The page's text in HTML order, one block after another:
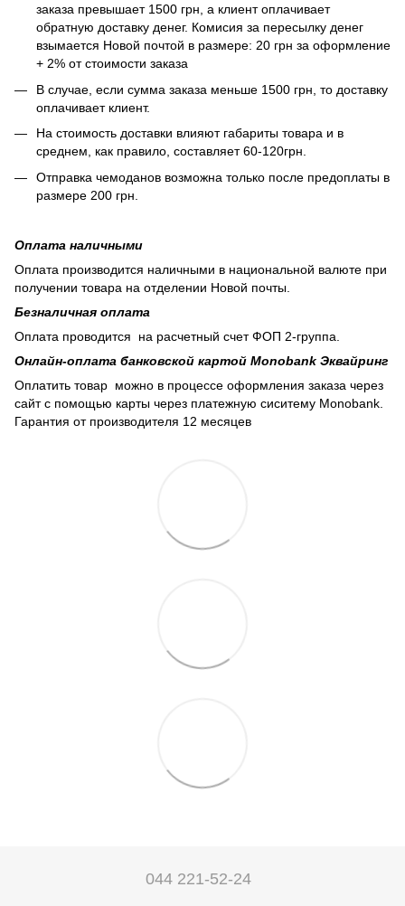
заказа превышает 1500 грн, а клиент оплачивает
обратную доставку денег. Комисия за пересылку денег
взымается Новой почтой в размере: 20 грн за оформление
+ 2% от стоимости заказа
В случае, если сумма заказа меньше 1500 грн, то доставку
оплачивает клиент.
На стоимость доставки влияют габариты товара и в
среднем, как правило, составляет 60-120грн.
Отправка чемоданов возможна только после предоплаты в
размере 200 грн.
Оплата наличными
Оплата производится наличными в национальной валюте при
получении товара на отделении Новой почты.
Безналичная оплата
Оплата проводится на расчетный счет ФОП 2-группа.
Онлайн-оплата банковской картой Monobank Эквайринг
Оплатить товар можно в процессе оформления заказа через
сайт с помощью карты через платежную сиситему Monobank.
Гарантия от производителя 12 месяцев
044 221-52-24